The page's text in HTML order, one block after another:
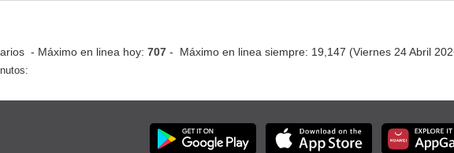
- Máximo en linea hoy:707 - Máximo en linea siempre: 19,147 (Viernes 24 Abril